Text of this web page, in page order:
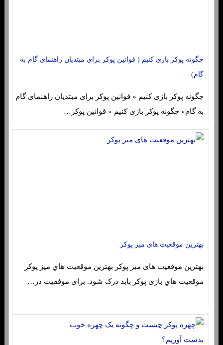
چگونه پوکر بازی کنیم ( قوانین پوکر برای مبتدیان راهنمای گام به
گام)
چگونه پوکر بازی کنیم « قوانین پوکر برای مبتدیان راهنمای گام
به گام» چگونه پوکر بازی کنیم « قوانین پوکر…
بهترین موقعیت های میز پوکر
بهترین موقعیت های میز پوکر بهترین موقعیت هاي‌ میز پوکر
موقعیت هاي‌ بازی پوکر باید درک شود. برای موفقیت در…